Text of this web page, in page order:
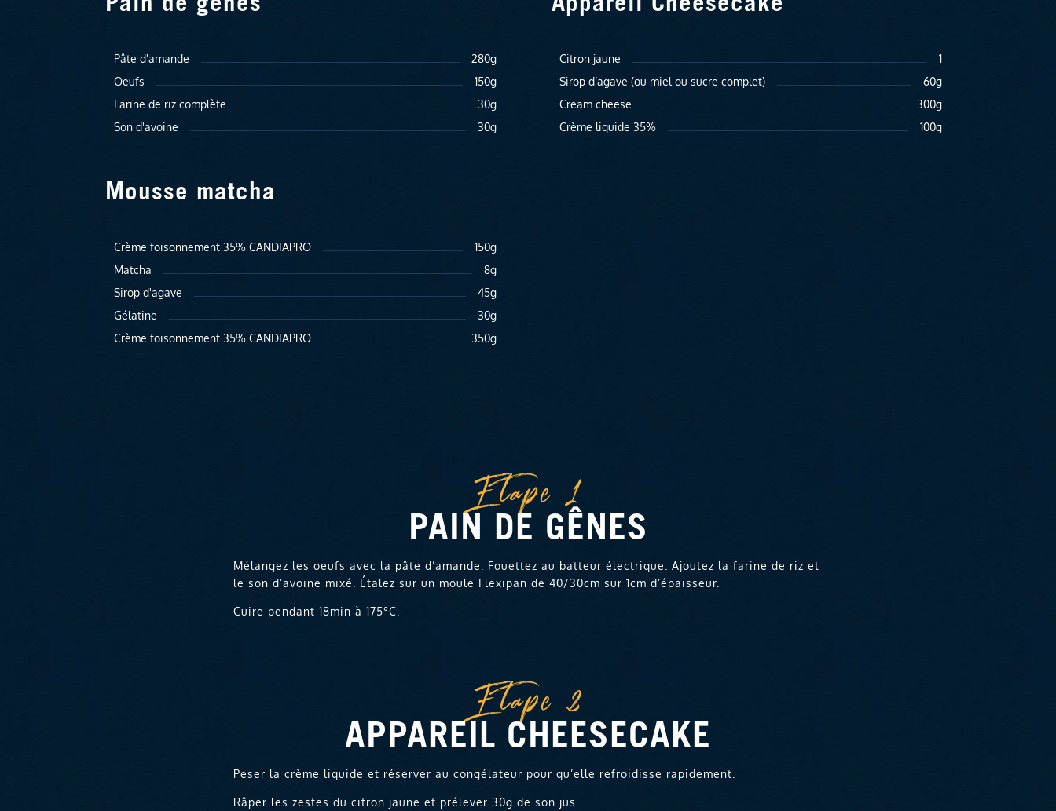
Pain de gênes
Pâte d'amande
280g
Oeufs
150g
Farine de riz complète
30g
Son d'avoine
30g
Appareil Cheesecake
Citron jaune
1
Sirop d’agave (ou miel ou sucre complet)
60g
Cream cheese
300g
Crème liquide 35%
100g
Mousse matcha
Crème foisonnement 35% CANDIAPRO
150g
Matcha
8g
Sirop d'agave
45g
Gélatine
30g
Crème foisonnement 35% CANDIAPRO
350g
Etape 1
PAIN DE GÊNES
Mélangez les oeufs avec la pâte d’amande. Fouettez au batteur électrique. Ajoutez la farine de riz et
le son d’avoine mixé. Étalez sur un moule Flexipan de 40/30cm sur 1cm d’épaisseur.
Cuire pendant 18min à 175°C.
Etape 2
APPAREIL CHEESECAKE
Peser la crème liquide et réserver au congélateur pour qu’elle refroidisse rapidement.
Râper les zestes du citron jaune et prélever 30g de son jus.